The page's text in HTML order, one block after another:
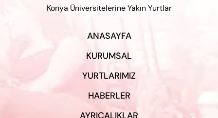
Konya Üniversitelerine Yakın Yurtlar
ANASAYFA
KURUMSAL
YURTLARIMIZ
HABERLER
AYRICALIKLAR